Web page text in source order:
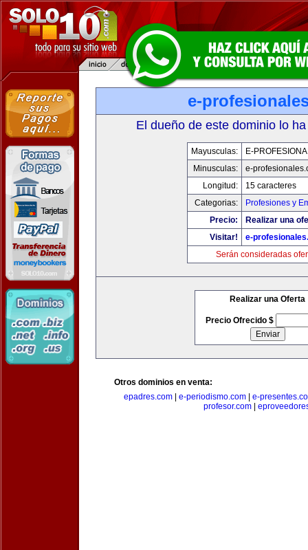
e-
El dueño de este dominio lo
Mayusculas:
E-
Minusculas:
e-
Longitud:
15 caracteres
Categorias:
Profesiones y
Precio:
Realizar una
Visitar!
e-
Serán consideradas
Realizar una Oferta
Precio Ofrecido $
Otros dominios en venta:
epadres.com
e-periodismo.com
e-
profesor.com|